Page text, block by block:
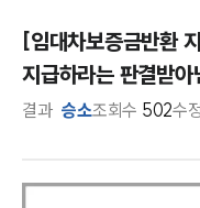
[임대차보증금반환
지급하라는 판결받아
결과 승소조회수 502수